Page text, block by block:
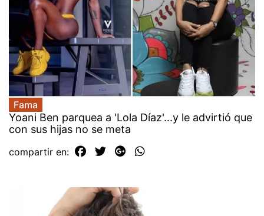
Fama
Yoani Ben parquea a 'Lola Díaz'...y le advirtió que
con sus hijas no se meta
compartir en: